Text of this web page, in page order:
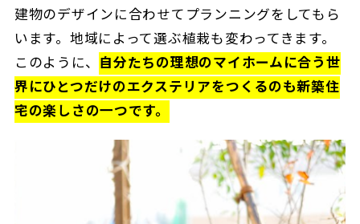
建物のデザインに合わせてプランニングをしてもら
います。地域によって選ぶ植栽も変わってきます。
このように、 自分たちの理想のマイホームに合う世
界にひとつだけのエクステリアをつくるのも新築住
宅の楽しさの一つです。